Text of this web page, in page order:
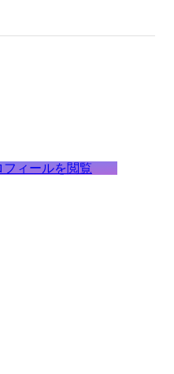
フィールを閲覧